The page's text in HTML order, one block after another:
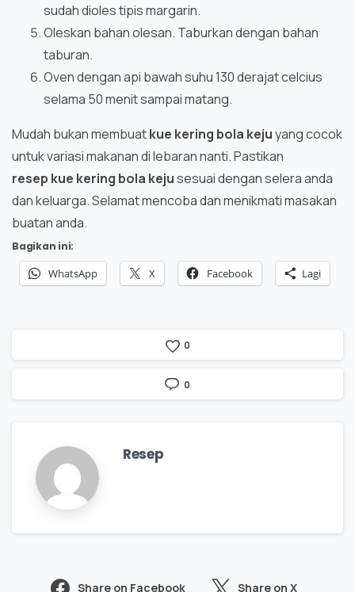
sudah dioles tipis margarin.
Oleskan bahan olesan. Taburkan dengan bahan
taburan.
Oven dengan api bawah suhu 130 derajat celcius
selama 50 menit sampai matang.
Mudah bukan membuatkue kering bola kejuyang cocok
untuk variasi makanan di lebaran nanti. Pastikan
resep kue kering bola kejusesuai dengan selera anda
dan keluarga. Selamat mencoba dan menikmati masakan
buatan anda.
Bagikan ini:
WhatsApp X Facebook Lagi
0
0
Resep
Share on Facebook Share on X